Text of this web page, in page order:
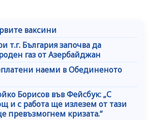
ваксини
т.г. България започва да
газ от Азербайджан
наеми в Обединеното
Борисов във Фейсбук: „С
и с работа ще излезем от тази
превъзмогнем кризата.“